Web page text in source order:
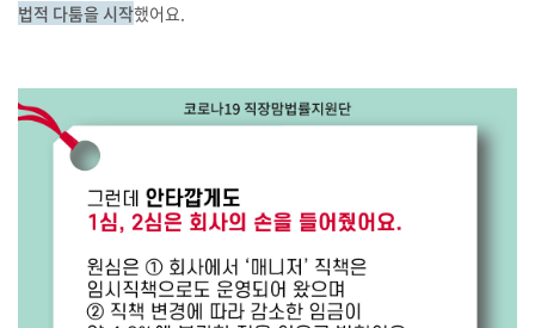
법적 다툼을 시작했어요.